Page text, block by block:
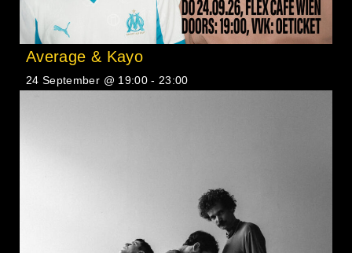
Average & Kayo
24 September @ 19:00 -23:00